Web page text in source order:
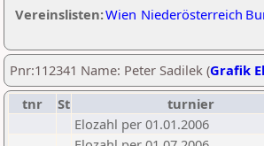
Vereinslisten:Wien Niederösterreich
Pnr:112341 Name: Peter Sadilek (Grafik
tnr
St turnier
Elozahl per 01.01.2006